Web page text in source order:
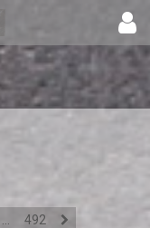
492